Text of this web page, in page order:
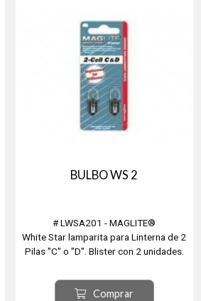
BULBO WS 2
# LWSA201 - MAGLITE®
White Star lamparita para Linterna de 2
Pilas "C" o "D". Blister con 2 unidades.
Comprar